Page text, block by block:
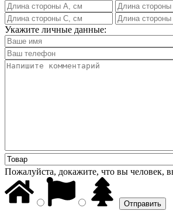
Укажите личные данные:
Пожалуйста, докажите, что вы человек,